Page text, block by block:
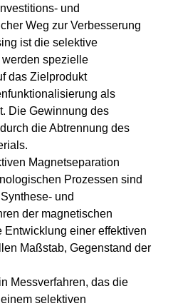
und
Weg zur Verbesserung
ist die selektive
spezielle
das Zielprodukt
als
Die Gewinnung des
die Abtrennung des
Magnetseparation
Prozessen sind
und
der magnetischen
Entwicklung einer effektiven
Maßstab, Gegenstand der
Messverfahren, das die
selektiven